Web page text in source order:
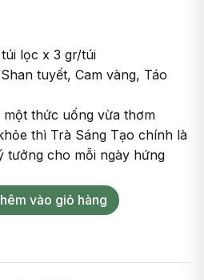
lọc x 3 gr/túi
tuyết, Cam vàng, Táo
thức uống vừa thơm
thì Trà Sáng Tạo chính là
tưởng cho mỗi ngày hứng
vào giỏ hàng